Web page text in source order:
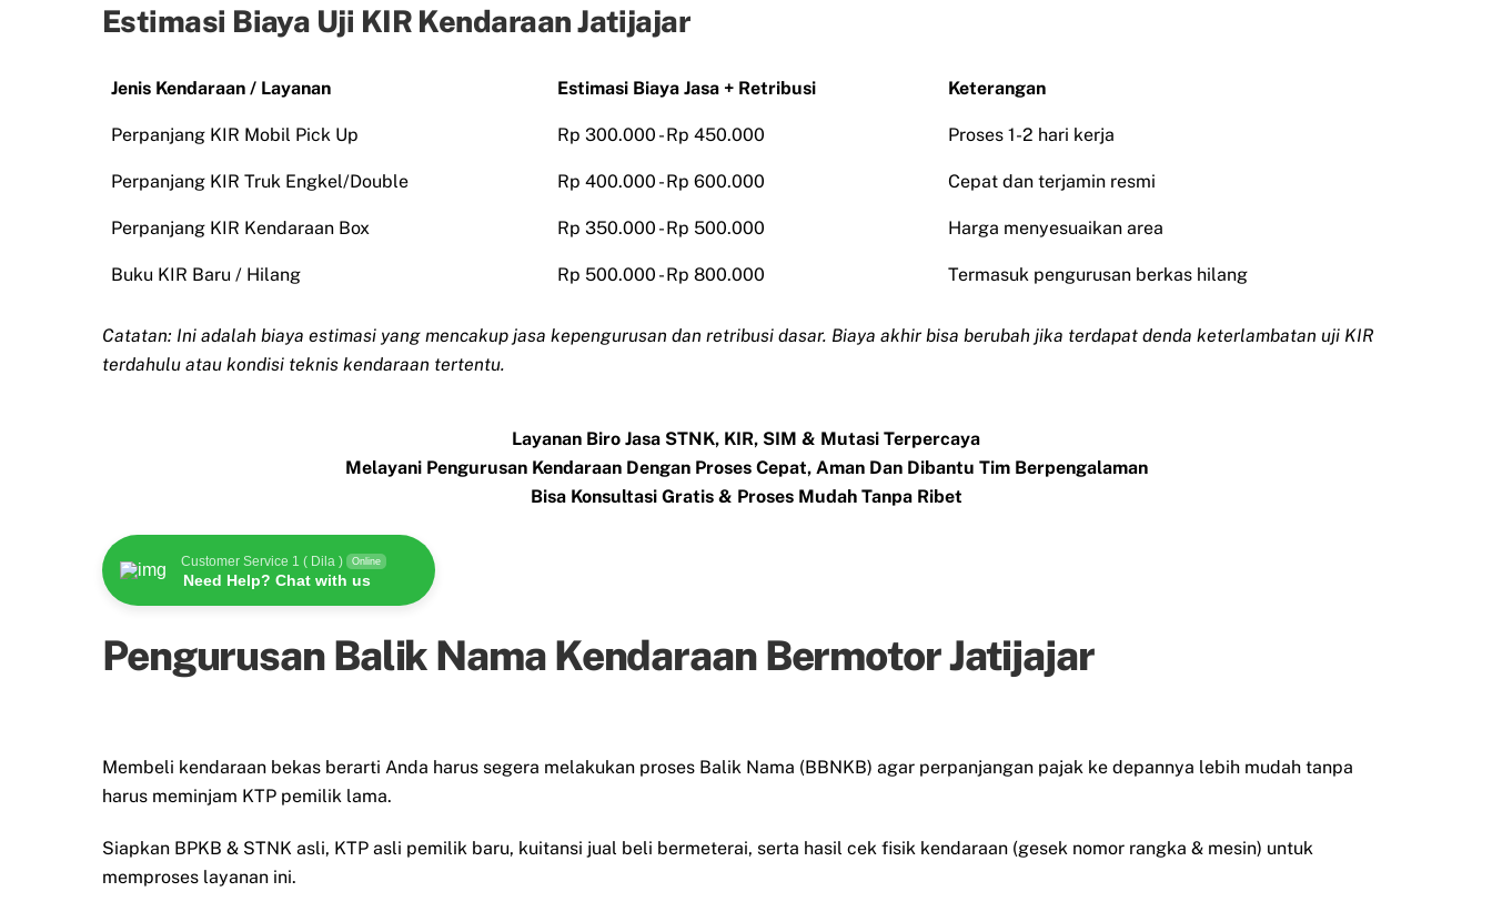
Estimasi Biaya Uji KIR Kendaraan Jatijajar
Jenis Kendaraan / Layanan Estimasi Biaya Jasa + Retribusi Keterangan
Perpanjang KIR Mobil Pick Up Rp 300.000 - Rp 450.000 Proses 1-2 hari kerja
Perpanjang KIR Truk Engkel/Double Rp 400.000 - Rp 600.000 Cepat dan terjamin resmi
Perpanjang KIR Kendaraan Box Rp 350.000 - Rp 500.000 Harga menyesuaikan area
Buku KIR Baru / Hilang Rp 500.000 - Rp 800.000 Termasuk pengurusan berkas hilang
Catatan: Ini adalah biaya estimasi yang mencakup jasa kepengurusan dan retribusi dasar. Biaya akhir bisa berubah jika terdapat denda keterlambatan uji KIR
terdahulu atau kondisi teknis kendaraan tertentu.
Layanan Biro Jasa STNK, KIR, SIM & Mutasi Terpercaya
Melayani Pengurusan Kendaraan Dengan Proses Cepat, Aman Dan Dibantu Tim Berpengalaman
Bisa Konsultasi Gratis & Proses Mudah Tanpa Ribet
Customer Service 1 ( Dila ) Online
Need Help? Chat with us
Pengurusan Balik Nama Kendaraan Bermotor Jatijajar
Membeli kendaraan bekas berarti Anda harus segera melakukan proses Balik Nama (BBNKB) agar perpanjangan pajak ke depannya lebih mudah tanpa
harus meminjam KTP pemilik lama.
Siapkan BPKB & STNK asli, KTP asli pemilik baru, kuitansi jual beli bermeterai, serta hasil cek fisik kendaraan (gesek nomor rangka & mesin) untuk
memproses layanan ini.